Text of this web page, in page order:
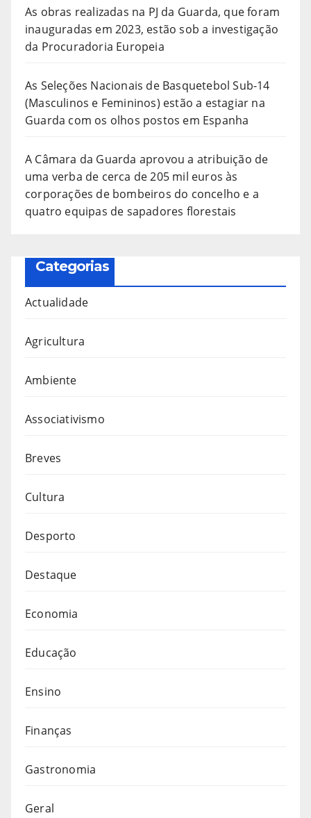
As obras realizadas na PJ da Guarda, que foram
inauguradas em 2023, estão sob a investigação
da Procuradoria Europeia
As Seleções Nacionais de Basquetebol Sub-14
(Masculinos e Femininos) estão a estagiar na
Guarda com os olhos postos em Espanha
A Câmara da Guarda aprovou a atribuição de
uma verba de cerca de 205 mil euros às
corporações de bombeiros do concelho e a
quatro equipas de sapadores florestais
Categorias
Actualidade
Agricultura
Ambiente
Associativismo
Breves
Cultura
Desporto
Destaque
Economia
Educação
Ensino
Finanças
Gastronomia
Geral